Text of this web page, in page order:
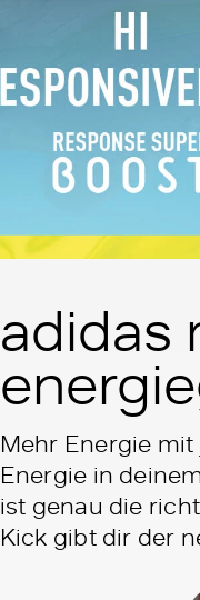
adidas
Mehr Energie
Energie in
ist genau die
Kick gibt dir der